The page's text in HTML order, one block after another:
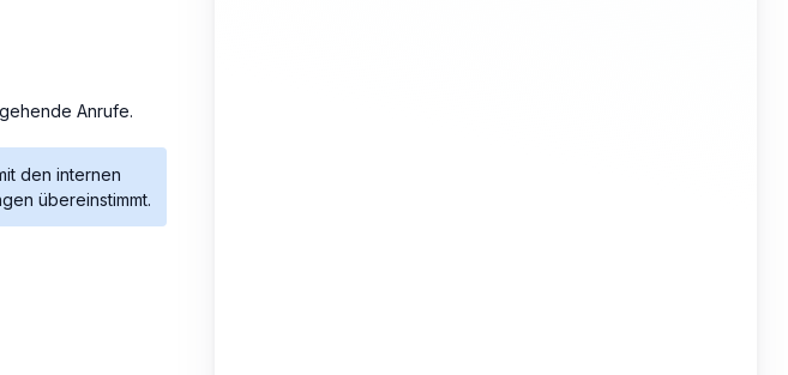
Anrufe.
den internen
übereinstimmt.